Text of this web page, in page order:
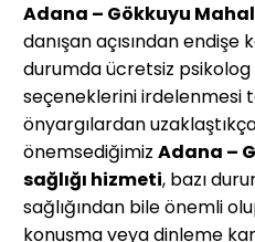
Adana – Gökkuyu
danışan açısından endişe
durumda ücretsiz
seçeneklerini irdelenmesi
önyargılardan
önemsediğimiz Adana –
sağlığı hizmeti, bazı
sağlığından bile önemli
konuşma veya dinleme